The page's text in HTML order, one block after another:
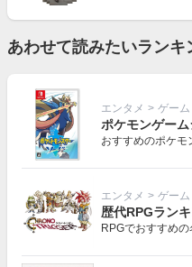
あわせて読みたいランキ
エンタメ > ゲーム
ポケモンゲー
おすすめのポケモ
エンタメ > ゲーム
歴代RPGラン
RPGでおすすめの